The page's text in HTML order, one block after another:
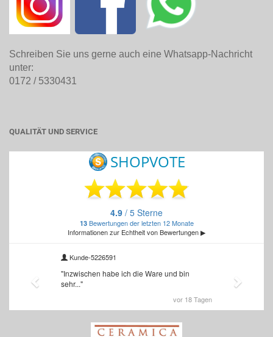
Schreiben Sie uns gerne auch eine Whatsapp-Nachricht
unter:
0172 / 5330431
QUALITÄT UND SERVICE